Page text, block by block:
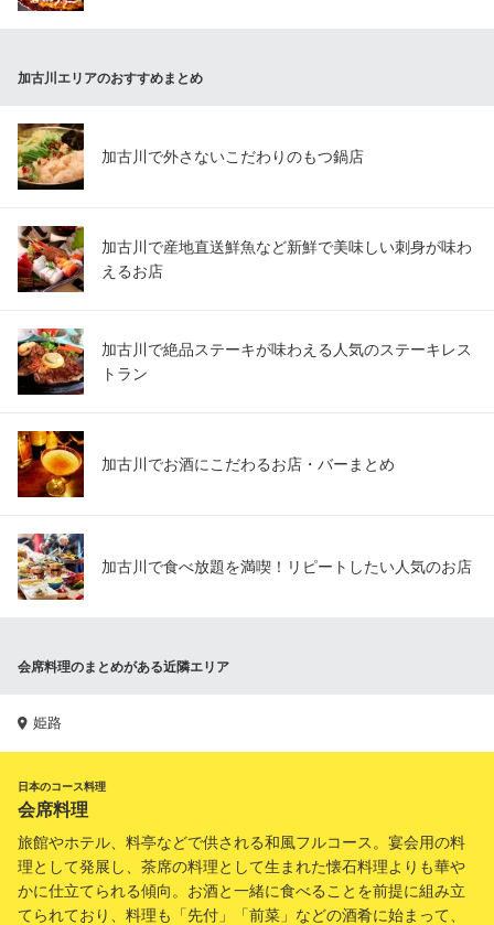
加古川エリアのおすすめまとめ
加古川で外さないこだわりのもつ鍋店
加古川で産地直送鮮魚など新鮮で美味しい刺身が味わ
えるお店
加古川で絶品ステーキが味わえる人気のステーキレス
トラン
加古川でお酒にこだわるお店・バーまとめ
加古川で食べ放題を満喫！リピートしたい人気のお店
会席料理のまとめがある近隣エリア
姫路
日本のコース料理
会席料理
旅館やホテル、料亭などで供される和風フルコース。宴会用の料
理として発展し、茶席の料理として生まれた懐石料理よりも華や
かに仕立てられる傾向。お酒と一緒に食べることを前提に組み立
てられており、料理も「先付」「前菜」などの酒肴に始まって、